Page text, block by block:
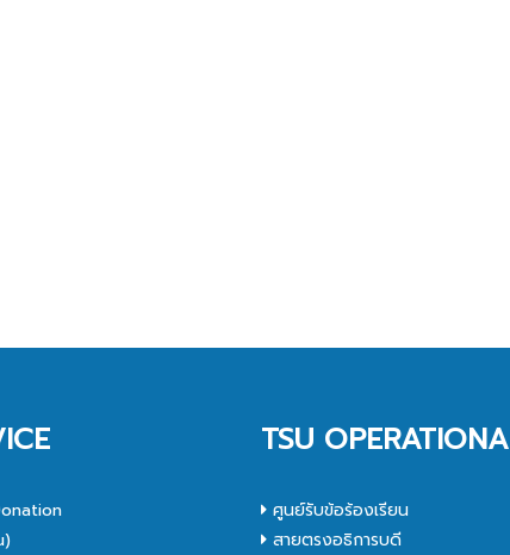
TSU
ศูนย์รับข้อร้องเรียน
สายตรงอธิการบดี